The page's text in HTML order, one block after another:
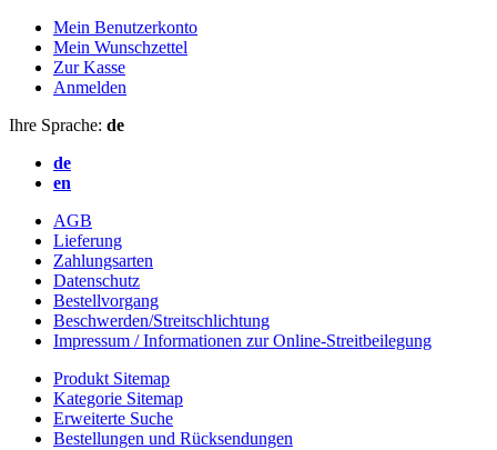
Mein Benutzerkonto
Mein Wunschzettel
Zur Kasse
Anmelden
Ihre Sprache: de
de
en
AGB
Lieferung
Zahlungsarten
Datenschutz
Bestellvorgang
Beschwerden/Streitschlichtung
Impressum / Informationen zur Online-Streitbeilegung
Produkt Sitemap
Kategorie Sitemap
Erweiterte Suche
Bestellungen und Rücksendungen